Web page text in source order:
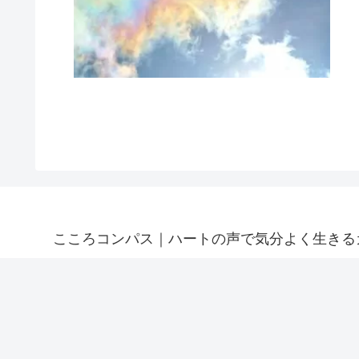
こころコンパス｜ハートの声で気分よく生き